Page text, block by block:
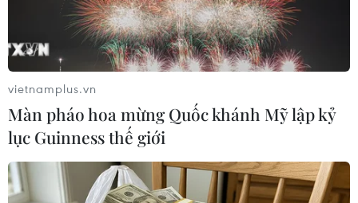
Hoàng Sa và lá cờ Tổ quốc có chữ ký của các cán
bộ, chiến sĩ đang ngày đêm làm nhiệm vụ.
vietnamplus.vn
Màn pháo hoa mừng Quốc khánh Mỹ lập kỷ
lục Guinness thế giới